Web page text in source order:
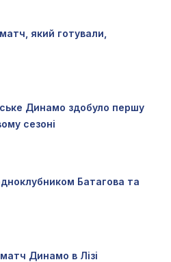
який готували,
Динамо здобуло першу
сезоні
Батагова та
Динамо в Лізі